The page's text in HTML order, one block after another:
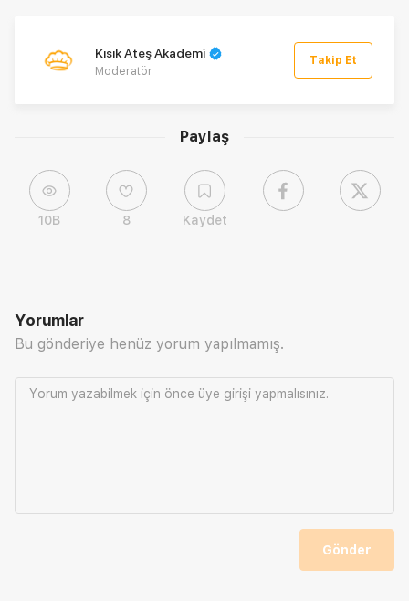
Paylaş
10B 8 Kaydet
Kısık Ateş Akademi
Moderatör
Takip Et
Yorumlar
Bu gönderiye henüz yorum yapılmamış.
Yorum yazabilmek için önce üye girişi yapmalısınız.
Gönder